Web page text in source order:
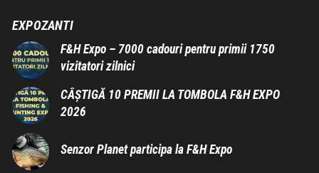
EXPOZANTI
F&H Expo – 7000 cadouri pentru primii 1750
vizitatori zilnici
CÂȘTIGĂ 10 PREMII LA TOMBOLA F&H EXPO
2026
Senzor Planet participa la F&H Expo